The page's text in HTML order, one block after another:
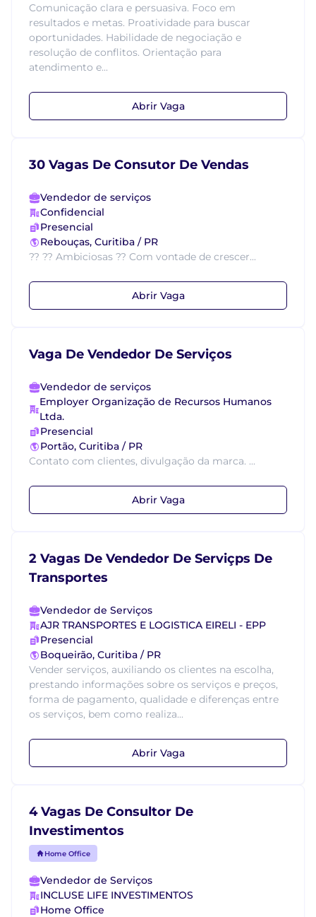
Comunicação clara e persuasiva. Foco em
resultados e metas. Proatividade para buscar
oportunidades. Habilidade de negociação e
resolução de conflitos. Orientação para
atendimento e...
Abrir Vaga
30 Vagas De Consutor De Vendas
Vendedor de serviços
Confidencial
Presencial
Rebouças, Curitiba / PR
?? ?? Ambiciosas ?? Com vontade de crescer...
Abrir Vaga
Vaga De Vendedor De Serviços
Vendedor de serviços
Employer Organização de Recursos Humanos
Ltda.
Presencial
Portão, Curitiba / PR
Contato com clientes, divulgação da marca. ...
Abrir Vaga
2 Vagas De Vendedor De Serviçps De
Transportes
Vendedor de Serviços
AJR TRANSPORTES E LOGISTICA EIRELI - EPP
Presencial
Boqueirão, Curitiba / PR
Vender serviços, auxiliando os clientes na escolha,
prestando informações sobre os serviços e preços,
forma de pagamento, qualidade e diferenças entre
os serviços, bem como realiza...
Abrir Vaga
4 Vagas De Consultor De
Investimentos
Home Office
Vendedor de Serviços
INCLUSE LIFE INVESTIMENTOS
Home Office